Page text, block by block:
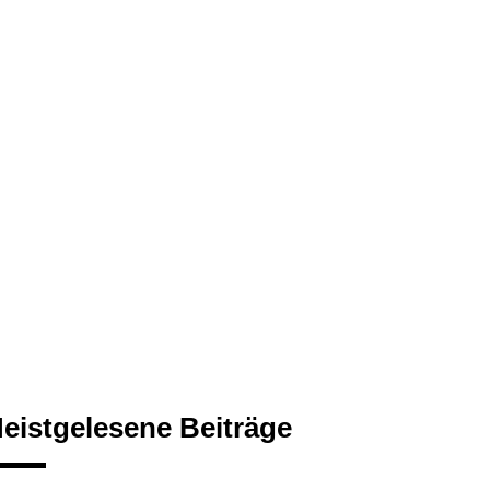
Beiträge